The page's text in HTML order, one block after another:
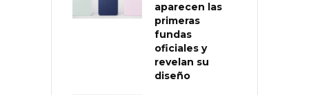
aparecen las
primeras
fundas
oficiales y
revelan su
diseño